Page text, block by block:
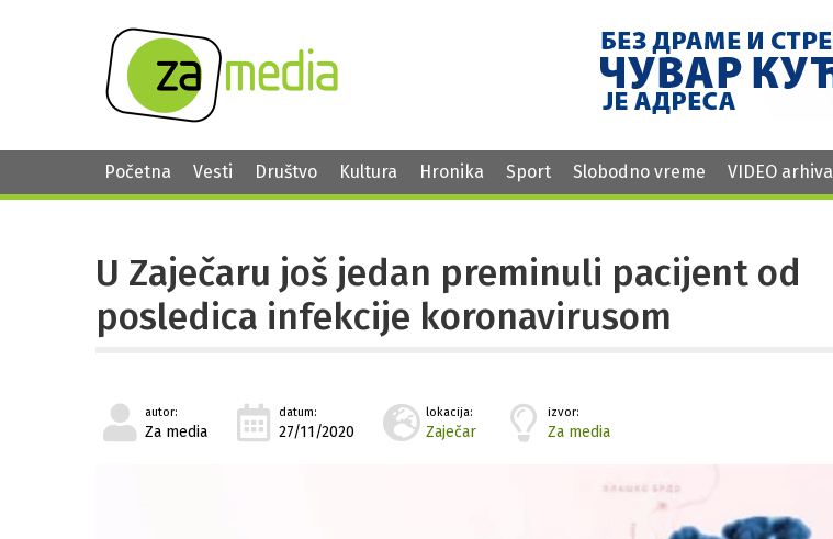
Početna Vesti Društvo Kultura Hronika Sport Slobodno vreme VIDEO arhiva
U Zaječaru još jedan preminuli pacijent od
posledica infekcije koronavirusom
autor:
Za media
datum:
27/11/2020
lokacija:
Zaječar
izvor:
Za media